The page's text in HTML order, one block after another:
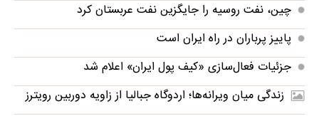
چین، نفت روسیه را جایگزین نفت عربستان کرد
پاییز پرباران در راه ایران است
جزئیات فعال‌سازی «کیف پول ایران» اعلام شد
زندگی میان ویرانه‌ها؛ اردوگاه جبالیا از زاویه دوربین رویترز